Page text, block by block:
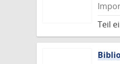
Teil